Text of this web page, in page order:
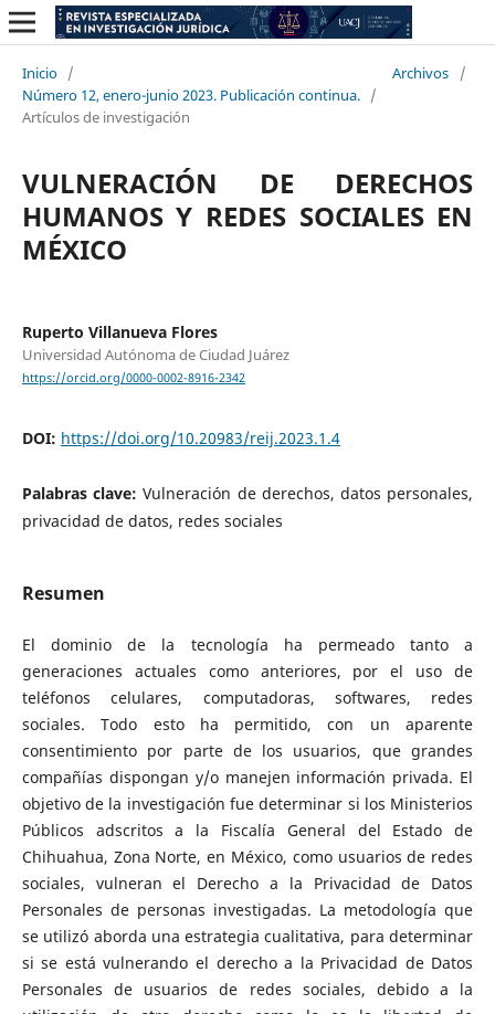
Inicio / Archivos
/
Número 12, enero-junio 2023. Publicación continua. /
Artículos de investigación
VULNERACIÓN DE DERECHOS
HUMANOS Y REDES SOCIALES EN
MÉXICO
Ruperto Villanueva Flores
Universidad Autónoma de Ciudad Juárez
https://orcid.org/0000-0002-8916-2342
DOI: https://doi.org/10.20983/reij.2023.1.4
Palabras clave:Vulneración de derechos, datos personales,
privacidad de datos, redes sociales
Resumen
El dominio de la tecnología ha permeado tanto a
generaciones actuales como anteriores, por el uso de
teléfonos celulares, computadoras, softwares, redes
sociales. Todo esto ha permitido, con un aparente
consentimiento por parte de los usuarios, que grandes
compañías dispongan y/o manejen información privada. El
objetivo de la investigación fue determinar si los Ministerios
Públicos adscritos a la Fiscalía General del Estado de
Chihuahua, Zona Norte, en México, como usuarios de redes
sociales, vulneran el Derecho a la Privacidad de Datos
Personales de personas investigadas. La metodología que
se utilizó aborda una estrategia cualitativa, para determinar
si se está vulnerando el derecho a la Privacidad de Datos
Personales de usuarios de redes sociales, debido a la